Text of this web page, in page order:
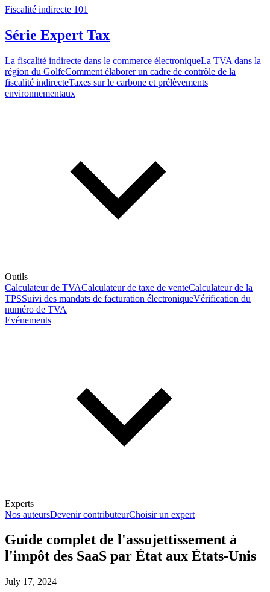
Fiscalité indirecte 101
Série Expert Tax
La fiscalité indirecte dans le commerce électroniqueLa TVA dans la
région du GolfeComment élaborer un cadre de contrôle de la
fiscalité indirecteTaxes sur le carbone et prélèvements
environnementaux
Outils
Calculateur de TVACalculateur de taxe de venteCalculateur de la
TPSSuivi des mandats de facturation électroniqueVérification du
numéro de TVA
Evénements
Experts
Nos auteursDevenir contributeurChoisir un expert
En savoir plus sur la fiscalité
Guide complet de l'assujettissement à
l'impôt des SaaS par État aux États-Unis
July 17, 2024